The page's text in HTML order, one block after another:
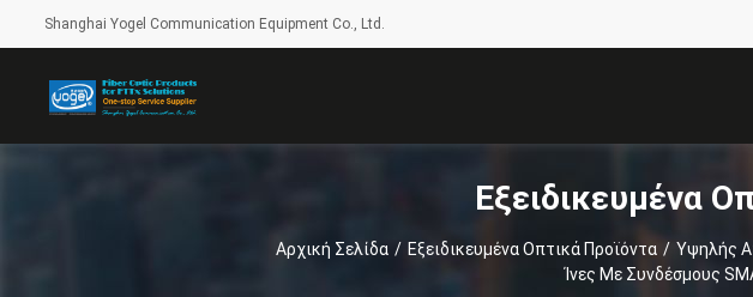
Shanghai Yogel Communication Equipment Co., Ltd.
Εξειδικευμένα
Αρχική Σελίδα / Εξειδικευμένα Οπτικά Προϊόντα / Υψηλής
Ίνες Με Συνδέσμους